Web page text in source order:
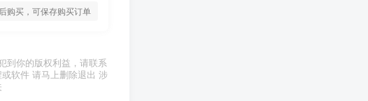
购买，可保存购买订单
到你的版权利益，请联系
软件 请马上删除退出 涉